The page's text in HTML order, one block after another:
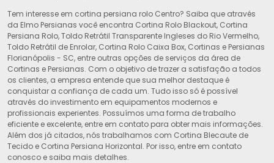
Tem interesse em cortina persiana rolo Centro? Saiba que através
da Elmo Persianas você encontra Cortina Rolo Blackout, Cortina
Persiana Rolo, Toldo Retrátil Transparente Ingleses do Rio Vermelho,
Toldo Retrátil de Enrolar, Cortina Rolo Caixa Box, Cortinas e Persianas
Florianópolis - SC, entre outras opções de serviços da área de
Cortinas e Persianas. Com o objetivo de trazer a satisfação a todos
os clientes, a empresa entende que sua melhor destaque é
conquistar a confiança de cada um. Tudo isso só é possível
através do investimento em equipamentos modernos e
profissionais experientes. Possuímos uma forma de trabalho
eficiente e excelente, entre em contato para obter mais informações.
Além dos já citados, nós trabalhamos com Cortina Blecaute de
Tecido e Cortina Persiana Horizontal. Por isso, entre em contato
conosco e saiba mais detalhes.